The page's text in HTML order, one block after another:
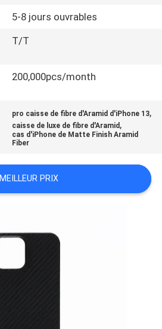
5-8 jours ouvrables
T/T
200,000pcs/month
pro caisse de fibre d'Aramid d'iPhone 13,
caisse de luxe de fibre d'Aramid ,
cas d'iPhone de Matte Finish Aramid
Fiber
MEILLEUR PRIX